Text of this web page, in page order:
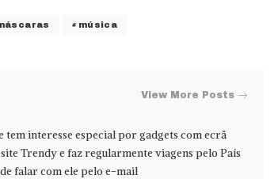
música
View More Posts
tem interesse especial por gadgets com ecrã
Trendy e faz regularmente viagens pelo País
falar com ele pelo e-mail